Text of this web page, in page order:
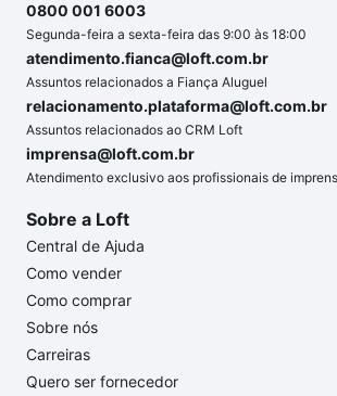
0800 001 6003
Segunda-feira a sexta-feira das 9:00 às 18:00
atendimento.fianca@loft.com.br
Assuntos relacionados a Fiança Aluguel
relacionamento.plataforma@loft.com.br
Assuntos relacionados ao CRM Loft
imprensa@loft.com.br
Atendimento exclusivo aos profissionais de
Sobre a Loft
Central de Ajuda
Como vender
Como comprar
Sobre nós
Carreiras
Quero ser fornecedor